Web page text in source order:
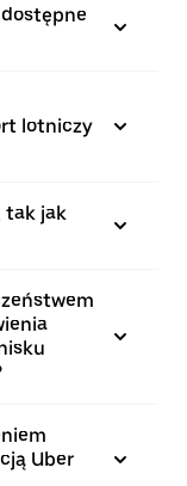
lotniczy
tak jak
Uber